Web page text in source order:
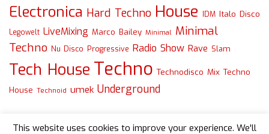
Electronica Hard Techno House IDM Italo Disco
Legowelt LiveMixing Marco Bailey Minimal Minimal
Techno Nu Disco Progressive Radio Show Rave Slam
Tech House Techno Technodisco Mix Techno
House Technoid umek Underground
This website uses cookies to improve your experience. We'll